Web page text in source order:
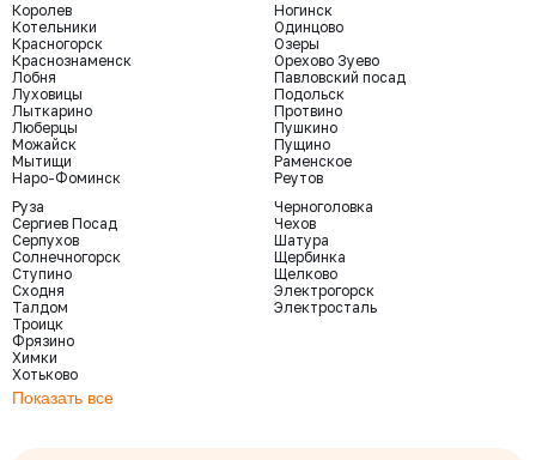
Королев
Котельники
Красногорск
Краснознаменск
Лобня
Луховицы
Лыткарино
Люберцы
Можайск
Мытищи
Наро-Фоминск
Ногинск
Одинцово
Озеры
Орехово Зуево
Павловский посад
Подольск
Протвино
Пушкино
Пущино
Раменское
Реутов
Руза
Сергиев Посад
Серпухов
Солнечногорск
Ступино
Сходня
Талдом
Троицк
Фрязино
Химки
Хотьково
Черноголовка
Чехов
Шатура
Щербинка
Щелково
Электрогорск
Электросталь
Показать все